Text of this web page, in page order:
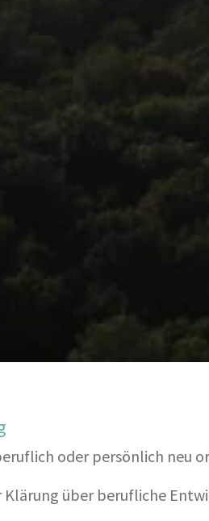
oder persönlich neu
über berufliche